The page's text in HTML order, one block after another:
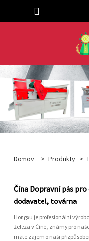
Domov > Produkty >
Čína Dopravní pás
dodavatel, továrna
Hongxu je profesionální
železa v Číně, známý pro
máte zájem o naši